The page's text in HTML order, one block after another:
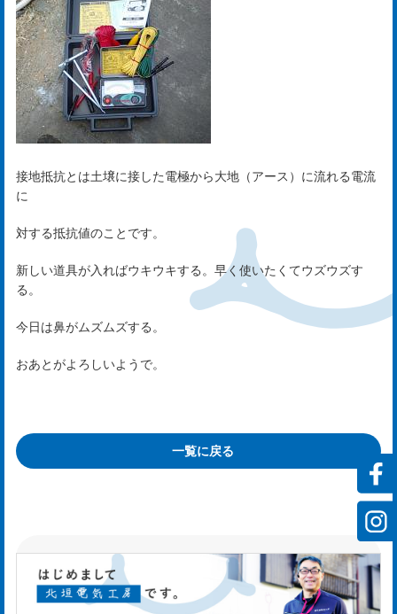
接地抵抗とは土壌に接した電極から大地（アース）に流れる電流
に
対する抵抗値のことです。
新しい道具が入ればウキウキする。早く使いたくてウズウズす
る。
今日は鼻がムズムズする。
おあとがよろしいようで。
一覧に戻る